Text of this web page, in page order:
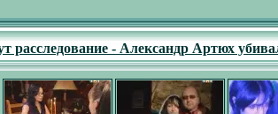
расследование - Александр Артюх